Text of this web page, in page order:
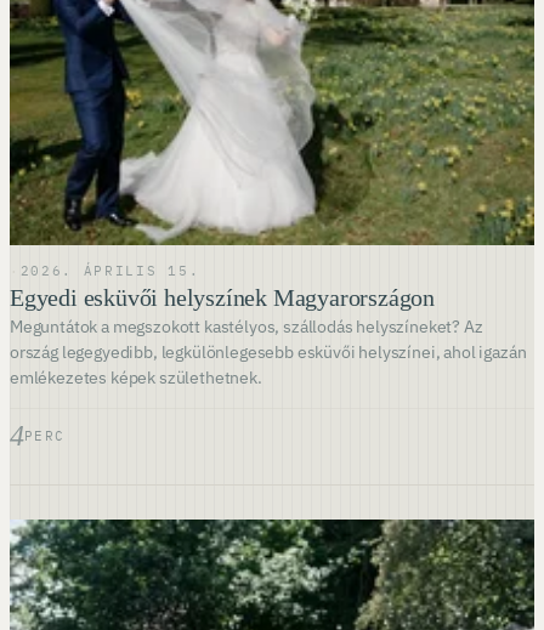
2026. ÁPRILIS 15.
Egyedi esküvői helyszínek Magyarországon
Meguntátok a megszokott kastélyos, szállodás helyszíneket? Az
ország legegyedibb, legkülönlegesebb esküvői helyszínei, ahol igazán
emlékezetes képek születhetnek.
4PERC